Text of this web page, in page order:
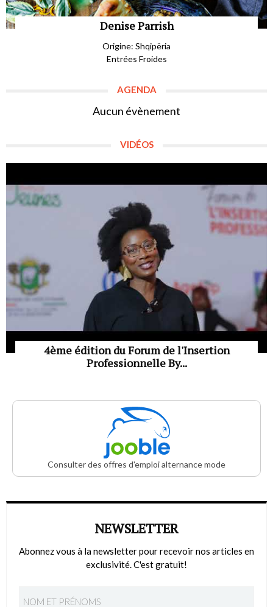
Denise Parrish
Origine: Shqipëria
Entrées Froides
AGENDA
Aucun évènement
VIDÉOS
4ème édition du Forum de l'Insertion
Professionnelle By...
Consulter des offres d'emploi alternance mode
NEWSLETTER
Abonnez vous à la newsletter pour recevoir nos articles en
exclusivité. C'est gratuit!